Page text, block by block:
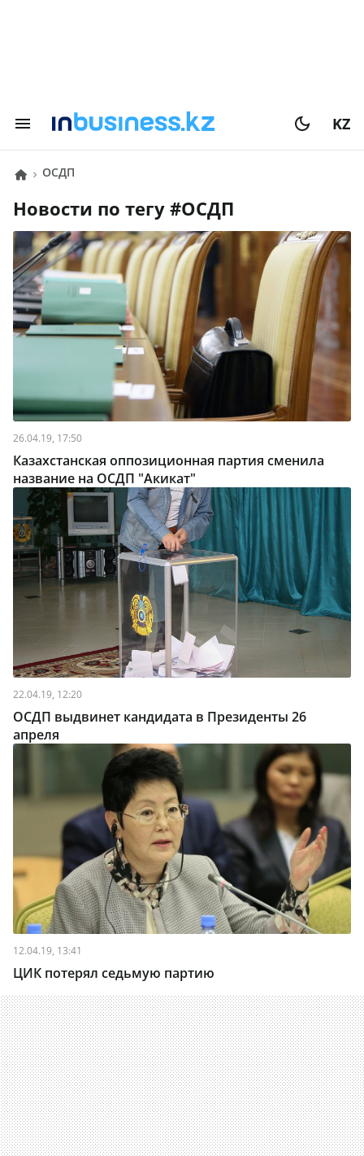
KZ
ОСДП
Новости по тегу # ОСДП
26.04.19, 17:50
Казахстанская оппозиционная партия сменила
название на ОСДП "Акикат"
22.04.19, 12:20
ОСДП выдвинет кандидата в Президенты 26
апреля
12.04.19, 13:41
ЦИК потерял седьмую партию